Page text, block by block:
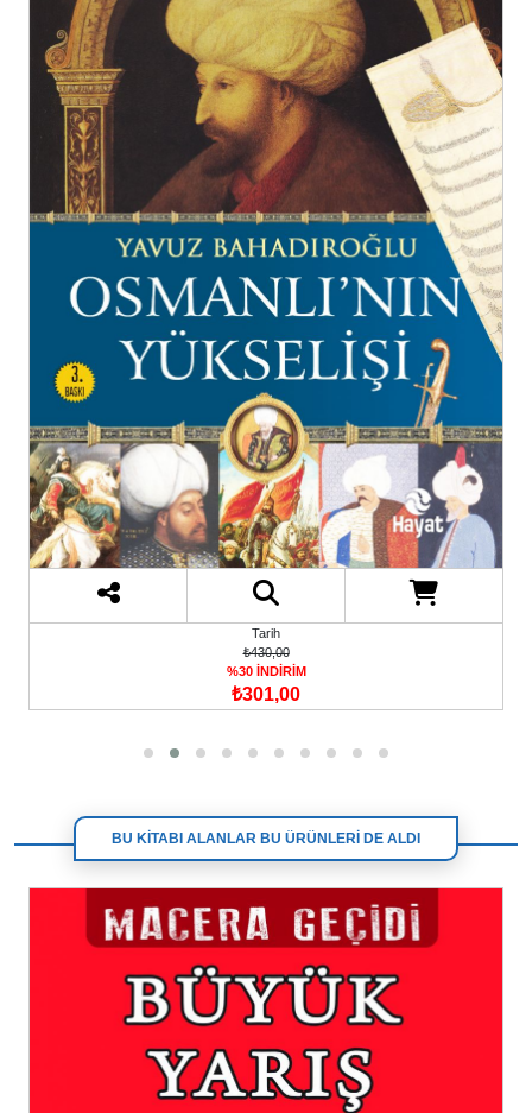
Tarih
₺430,00
%30 İNDİRİM
₺301,00
BU KİTABI ALANLAR BU ÜRÜNLERİ DE ALDI